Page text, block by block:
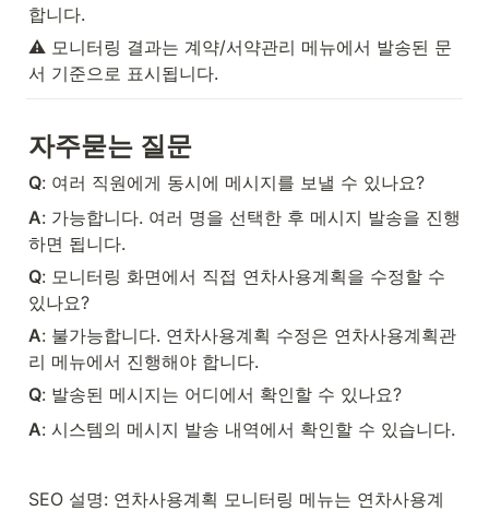
합니다.
⚠️ 모니터링 결과는 계약/서약관리 메뉴에서 발송된 문
서 기준으로 표시됩니다.
자주묻는 질문
Q: 여러 직원에게 동시에 메시지를 보낼 수 있나요?
A: 가능합니다. 여러 명을 선택한 후 메시지 발송을 진행
하면 됩니다.
Q: 모니터링 화면에서 직접 연차사용계획을 수정할 수
있나요?
A: 불가능합니다. 연차사용계획 수정은 연차사용계획관
리 메뉴에서 진행해야 합니다.
Q: 발송된 메시지는 어디에서 확인할 수 있나요?
A: 시스템의 메시지 발송 내역에서 확인할 수 있습니다.
SEO 설명: 연차사용계획 모니터링 메뉴는 연차사용계